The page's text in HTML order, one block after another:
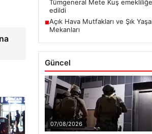
Tümgeneral Mete Kuş
edildi
■Açık Hava Mutfakları ve Şık
Mekanları
Güncel
07/08/2026